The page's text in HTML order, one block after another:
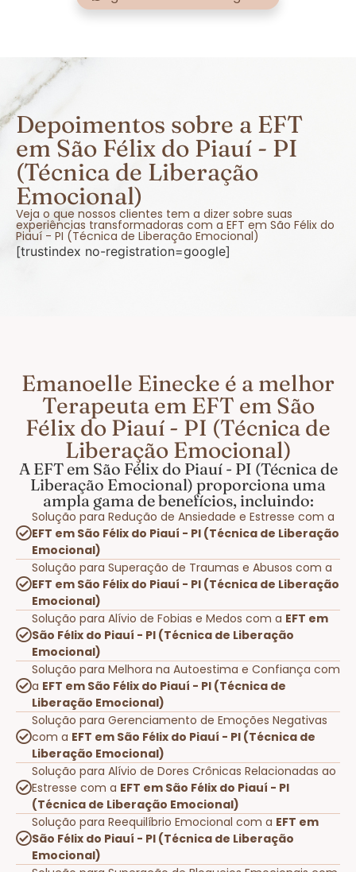
Depoimentos sobre a EFT
em São Félix do Piauí - PI
(Técnica de Liberação
Emocional)
Veja o que nossos clientes tem a dizer sobre suas
experiências transformadoras com a EFT em São Félix do
Piauí - PI (Técnica de Liberação Emocional)
[trustindex no-registration=google]
Emanoelle Einecke é a melhor
Terapeuta em EFT em São
Félix do Piauí - PI (Técnica de
Liberação Emocional)
A EFT em São Félix do Piauí - PI (Técnica de
Liberação Emocional) proporciona uma
ampla gama de benefícios, incluindo:
Solução para Redução de Ansiedade e Estresse com a
EFT em São Félix do Piauí - PI (Técnica de Liberação
Emocional)
Solução para Superação de Traumas e Abusos com a
EFT em São Félix do Piauí - PI (Técnica de Liberação
Emocional)
Solução para Alívio de Fobias e Medos com a EFT em
São Félix do Piauí - PI (Técnica de Liberação
Emocional)
Solução para Melhora na Autoestima e Confiança com
a EFT em São Félix do Piauí - PI (Técnica de
Liberação Emocional)
Solução para Gerenciamento de Emoções Negativas
com a EFT em São Félix do Piauí - PI (Técnica de
Liberação Emocional)
Solução para Alívio de Dores Crônicas Relacionadas ao
Estresse com a EFT em São Félix do Piauí - PI
(Técnica de Liberação Emocional)
Solução para Reequilíbrio Emocional com a EFT em
São Félix do Piauí - PI (Técnica de Liberação
Emocional)